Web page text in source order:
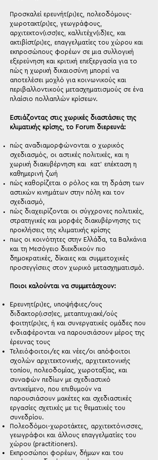
Προσκαλεί ερευνήτ(ρι)ες, πολεοδόμους-
χωροτακτ(ρι)ες, γεωγράφους,
αρχιτεκτον(ισσ)ες, καλλιτέχν(ιδ)ες, και
ακτιβίστ(ρι)ες, επαγγελματίες του χώρου και
εκπροσώπους φορέων σε μια συλλογική
εξερεύνηση και κριτική επεξεργασία για το
πώς η χωρική δικαιοσύνη μπορεί να
αποτελέσει μοχλό για κοινωνικούς και
περιβαλλοντικούς μετασχηματισμούς σε ένα
πλαίσιο πολλαπλών κρίσεων.
Εστιάζοντας στις χωρικές διαστάσεις της
κλιματικής κρίσης, το Forum διερευνά:
πώς αναδιαμορφώνονται ο χωρικός
σχεδιασμός, οι αστικές πολιτικές, και η
χωρική διακυβέρνηση και κατ’ επέκταση η
καθημερινή ζωή
πώς καθορίζεται ο ρόλος και τη δράση των
αστικών κινημάτων στην πόλη και τον
σχεδιασμό,
πώς διαχειρίζονται οι σύγχρονες πολιτικές,
στρατηγικές και μορφές διακυβέρνησης τις
προκλήσεις της κλιματικής κρίσης
πως οι κοινότητες στην Ελλάδα, τα Βαλκάνια
και τη Μεσόγειο διεκδικούν πιο
δημοκρατικές, δίκαιες και συμμετοχικές
προσεγγίσεις στον χωρικό μετασχηματισμό.
Ποιοι καλούνται να συμμετάσχουν:
Ερευνητ(ρι)ες, υποψήφιες/ους
διδακτορ(ισσ)ες, μεταπτυχιακέ/ούς
φοιτητ(ρι)ες, ή και συνεργατικές ομάδες που
ενδιαφέρονται να παρουσιάσουν μέρος της
έρευνας τους
Τελειόφοιτοι/ες και νέες/οι απόφοιτοι
σχολών αρχιτεκτονικής, αρχιτεκτονικής
τοπίου, πολεοδομίας, χωροταξίας, και
συναφών πεδίων με σχεδιαστικό
αντικείμενο, που επιθυμούν να
παρουσιάσουν μακέτες και σχεδιαστικές
εργασίες σχετικές με τις θεματικές του
συνεδρίου.
Πολεοδόμοι-χωροτάκτες, αρχιτεκτόνισσες,
γεωγράφοι και άλλους επαγγελματίες του
χώρου (practitioners).
Εκπροσώποι φορέων, δήμων και του